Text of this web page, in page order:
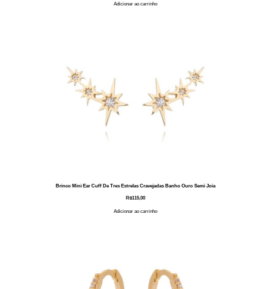
Adicionar ao carrinho
Brinco Mini Ear Cuff De Tres Estrelas Cravejadas Banho Ouro Semi Joia
R$115,00
Adicionar ao carrinho